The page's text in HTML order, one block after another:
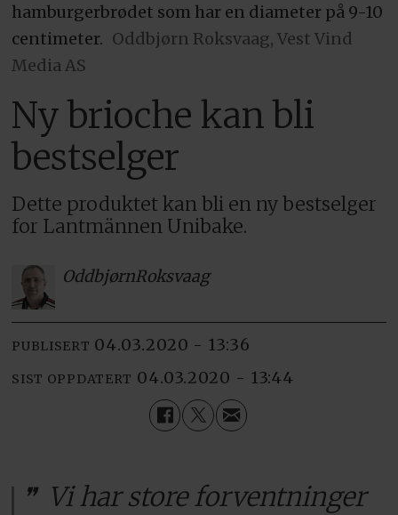
hamburgerbrødet som har en diameter på 9-10
centimeter. Oddbjørn Roksvaag, Vest Vind
Media AS
Ny brioche kan bli
bestselger
Dette produktet kan bli en ny bestselger
for Lantmännen Unibake.
OddbjørnRoksvaag
PUBLISERT 04.03.2020 - 13:36
SIST OPPDATERT 04.03.2020 - 13:44
Vi har store forventninger